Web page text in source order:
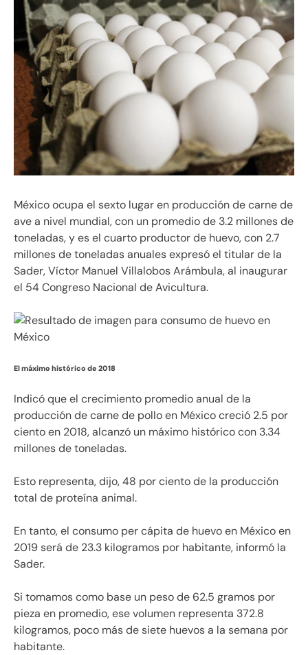
México ocupa el sexto lugar en producción de carne de
ave a nivel mundial, con un promedio de 3.2 millones de
toneladas, y es el cuarto productor de huevo, con 2.7
millones de toneladas anuales expresó el titular de la
Sader, Víctor Manuel Villalobos Arámbula, al inaugurar
el 54 Congreso Nacional de Avicultura.
El máximo histórico de 2018
Indicó que el crecimiento promedio anual de la
producción de carne de pollo en México creció 2.5 por
ciento en 2018, alcanzó un máximo histórico con 3.34
millones de toneladas.
Esto representa, dijo, 48 por ciento de la producción
total de proteína animal.
En tanto, el consumo per cápita de huevo en México en
2019 será de 23.3 kilogramos por habitante, informó la
Sader.
Si tomamos como base un peso de 62.5 gramos por
pieza en promedio, ese volumen representa 372.8
kilogramos, poco más de siete huevos a la semana por
habitante.